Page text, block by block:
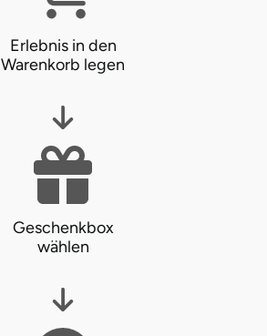
Erlebnis in den
Warenkorb legen
Geschenkbox
wählen